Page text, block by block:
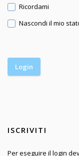
Ricordami
Nascondi il mio
ISCRIVITI
Per eseguire il login